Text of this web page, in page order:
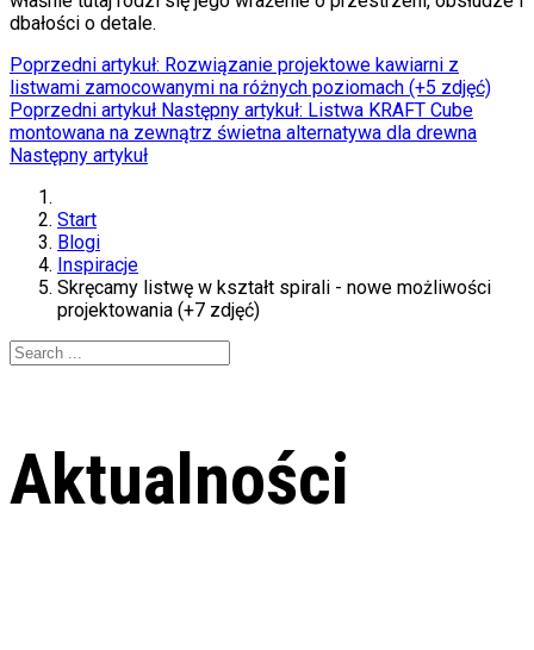
dbałości o detale.
Poprzedni artykuł: Rozwiązanie projektowe kawiarni z
listwami zamocowanymi na różnych poziomach (+5 zdjęć)
Poprzedni artykuł Następny artykuł: Listwa KRAFT Cube
montowana na zewnątrz świetna alternatywa dla drewna
Następny artykuł
Start
Blogi
Inspiracje
Skręcamy listwę w kształt spirali - nowe możliwości
projektowania (+7 zdjęć)
Aktualności